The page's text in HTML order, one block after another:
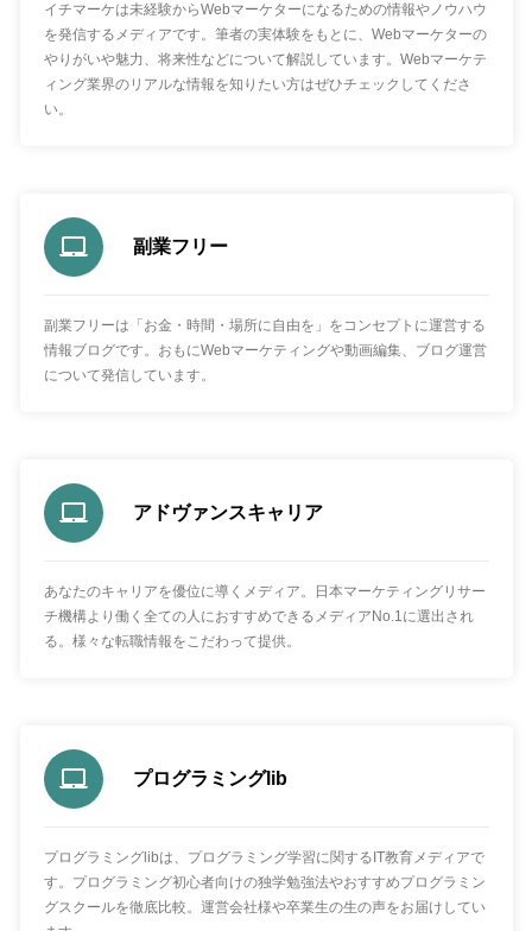
イチマーケは未経験からWebマーケターになるための情報やノウハウ
を発信するメディアです。筆者の実体験をもとに、Webマーケターの
やりがいや魅力、将来性などについて解説しています。Webマーケテ
ィング業界のリアルな情報を知りたい方はぜひチェックしてくださ
い。
副業フリー
副業フリーは「お金・時間・場所に自由を」をコンセプトに運営する
情報ブログです。おもにWebマーケティングや動画編集、ブログ運営
について発信しています。
アドヴァンスキャリア
あなたのキャリアを優位に導くメディア。日本マーケティングリサー
チ機構より働く全ての人におすすめできるメディアNo.1に選出され
る。様々な転職情報をこだわって提供。
プログラミングlib
プログラミングlibは、プログラミング学習に関するIT教育メディアで
す。プログラミング初心者向けの独学勉強法やおすすめプログラミン
グスクールを徹底比較。運営会社様や卒業生の生の声をお届けしてい